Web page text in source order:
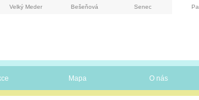
Velký Meder Bešeňová Senec
Mapa O nás